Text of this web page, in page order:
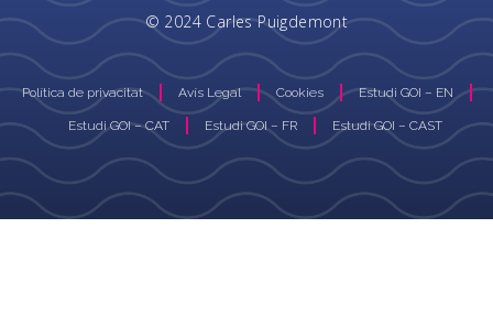
© 2024 Carles Puigdemont
Política de privacitat Avís Legal Cookies Estudi GOI – EN
Estudi GOI – CAT Estudi GOI – FR Estudi GOI – CAST